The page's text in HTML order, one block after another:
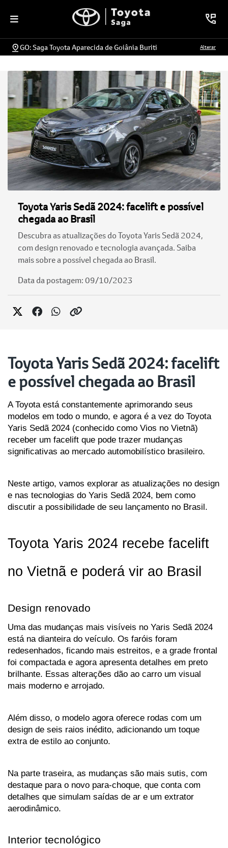
GO: Saga Toyota Aparecida de Goiânia Buriti Alterar
Toyota Yaris Sedã 2024: facelift e possível
chegada ao Brasil
Descubra as atualizações do Toyota Yaris Sedã 2024,
com design renovado e tecnologia avançada. Saiba
mais sobre a possível chegada ao Brasil.
Data da postagem: 09/10/2023
Toyota Yaris Sedã 2024: facelift
e possível chegada ao Brasil
A Toyota está constantemente aprimorando seus
modelos em todo o mundo, e agora é a vez do Toyota
Yaris Sedã 2024 (conhecido como Vios no Vietnã)
receber um facelift que pode trazer mudanças
significativas ao mercado automobilístico brasileiro.
Neste artigo, vamos explorar as atualizações no design
e nas tecnologias do Yaris Sedã 2024, bem como
discutir a possibilidade de seu lançamento no Brasil.
Toyota Yaris 2024 recebe facelift
no Vietnã e poderá vir ao Brasil
Design renovado
Uma das mudanças mais visíveis no Yaris Sedã 2024
está na dianteira do veículo. Os faróis foram
redesenhados, ficando mais estreitos, e a grade frontal
foi compactada e agora apresenta detalhes em preto
brilhante. Essas alterações dão ao carro um visual
mais moderno e arrojado.
Além disso, o modelo agora oferece rodas com um
design de seis raios inédito, adicionando um toque
extra de estilo ao conjunto.
Na parte traseira, as mudanças são mais sutis, com
destaque para o novo para-choque, que conta com
detalhes que simulam saídas de ar e um extrator
aerodinâmico.
Interior tecnológico